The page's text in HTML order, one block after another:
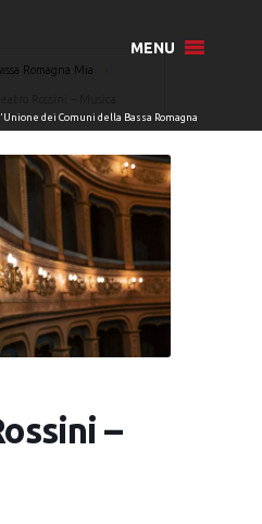
MENU
Romagna Mia
–